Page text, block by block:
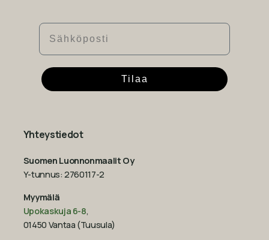
Sähköposti
Tilaa
Yhteystiedot
Suomen Luonnonmaalit Oy
Y-tunnus: 2760117-2
Myymälä
Upokaskuja 6-8,
01450 Vantaa (Tuusula)